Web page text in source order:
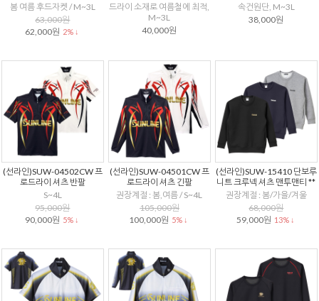
봄 여름 후드자켓 / M~3L
63,000원
62,000원 2% ↓
드라이 소재로 여름철에 최적,
M~3L
40,000원
속건원단, M~3L
38,000원
(선라인)SUW-04502CW 프
로드라이 셔츠 반팔
S~4L
95,000원
90,000원 5% ↓
(선라인)SUW-04501CW 프
로드라이 셔츠 긴팔
권장계절 : 봄,여름 / S~4L
105,000원
100,000원 5% ↓
(선라인)SUW-15410 단보루
니트 크루넥 셔츠 맨투맨티 **
권장계절 : 봄/가을/겨울
68,000원
59,000원 13% ↓